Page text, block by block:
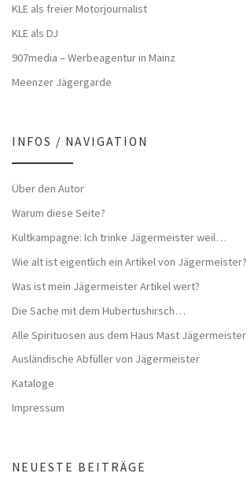
KLE als freier Motorjournalist
KLE als DJ
907media – Werbeagentur in Mainz
Meenzer Jägergarde
INFOS / NAVIGATION
Über den Autor
Warum diese Seite?
Kultkampagne: Ich trinke Jägermeister weil…
Wie alt ist eigentlich ein Artikel von Jägermeister?
Was ist mein Jägermeister Artikel wert?
Die Sache mit dem Hubertushirsch…
Alle Spirituosen aus dem Haus Mast Jägermeister
Ausländische Abfüller von Jägermeister
Kataloge
Impressum
NEUESTE BEITRÄGE